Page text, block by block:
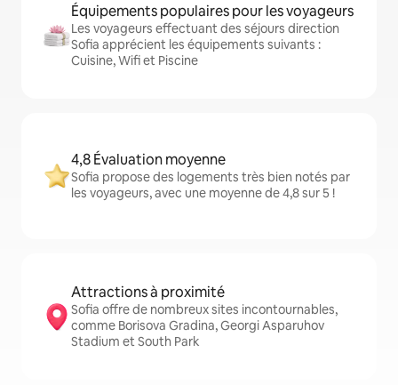
Équipements populaires pour les voyageurs
Les voyageurs effectuant des séjours direction
Sofia apprécient les équipements suivants :
Cuisine, Wifi et Piscine
4,8 Évaluation moyenne
Sofia propose des logements très bien notés par
les voyageurs, avec une moyenne de 4,8 sur 5 !
Attractions à proximité
Sofia offre de nombreux sites incontournables,
comme Borisova Gradina, Georgi Asparuhov
Stadium et South Park